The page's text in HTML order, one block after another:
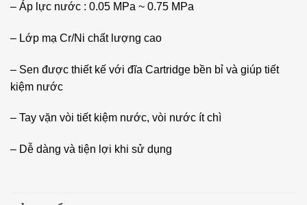
– Áp lực nước : 0.05 MPa ~ 0.75 MPa
– Lớp mạ Cr/Ni chất lượng cao
– Sen được thiết kế với đĩa Cartridge bền bỉ và giúp tiết
kiệm nước
– Tay vặn vòi tiết kiệm nước, vòi nước ít chì
– Dễ dàng và tiện lợi khi sử dụng